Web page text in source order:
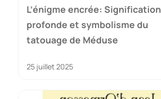
L’énigme encrée: Signification
profonde et symbolisme du
tatouage de Méduse
25 juillet 2025